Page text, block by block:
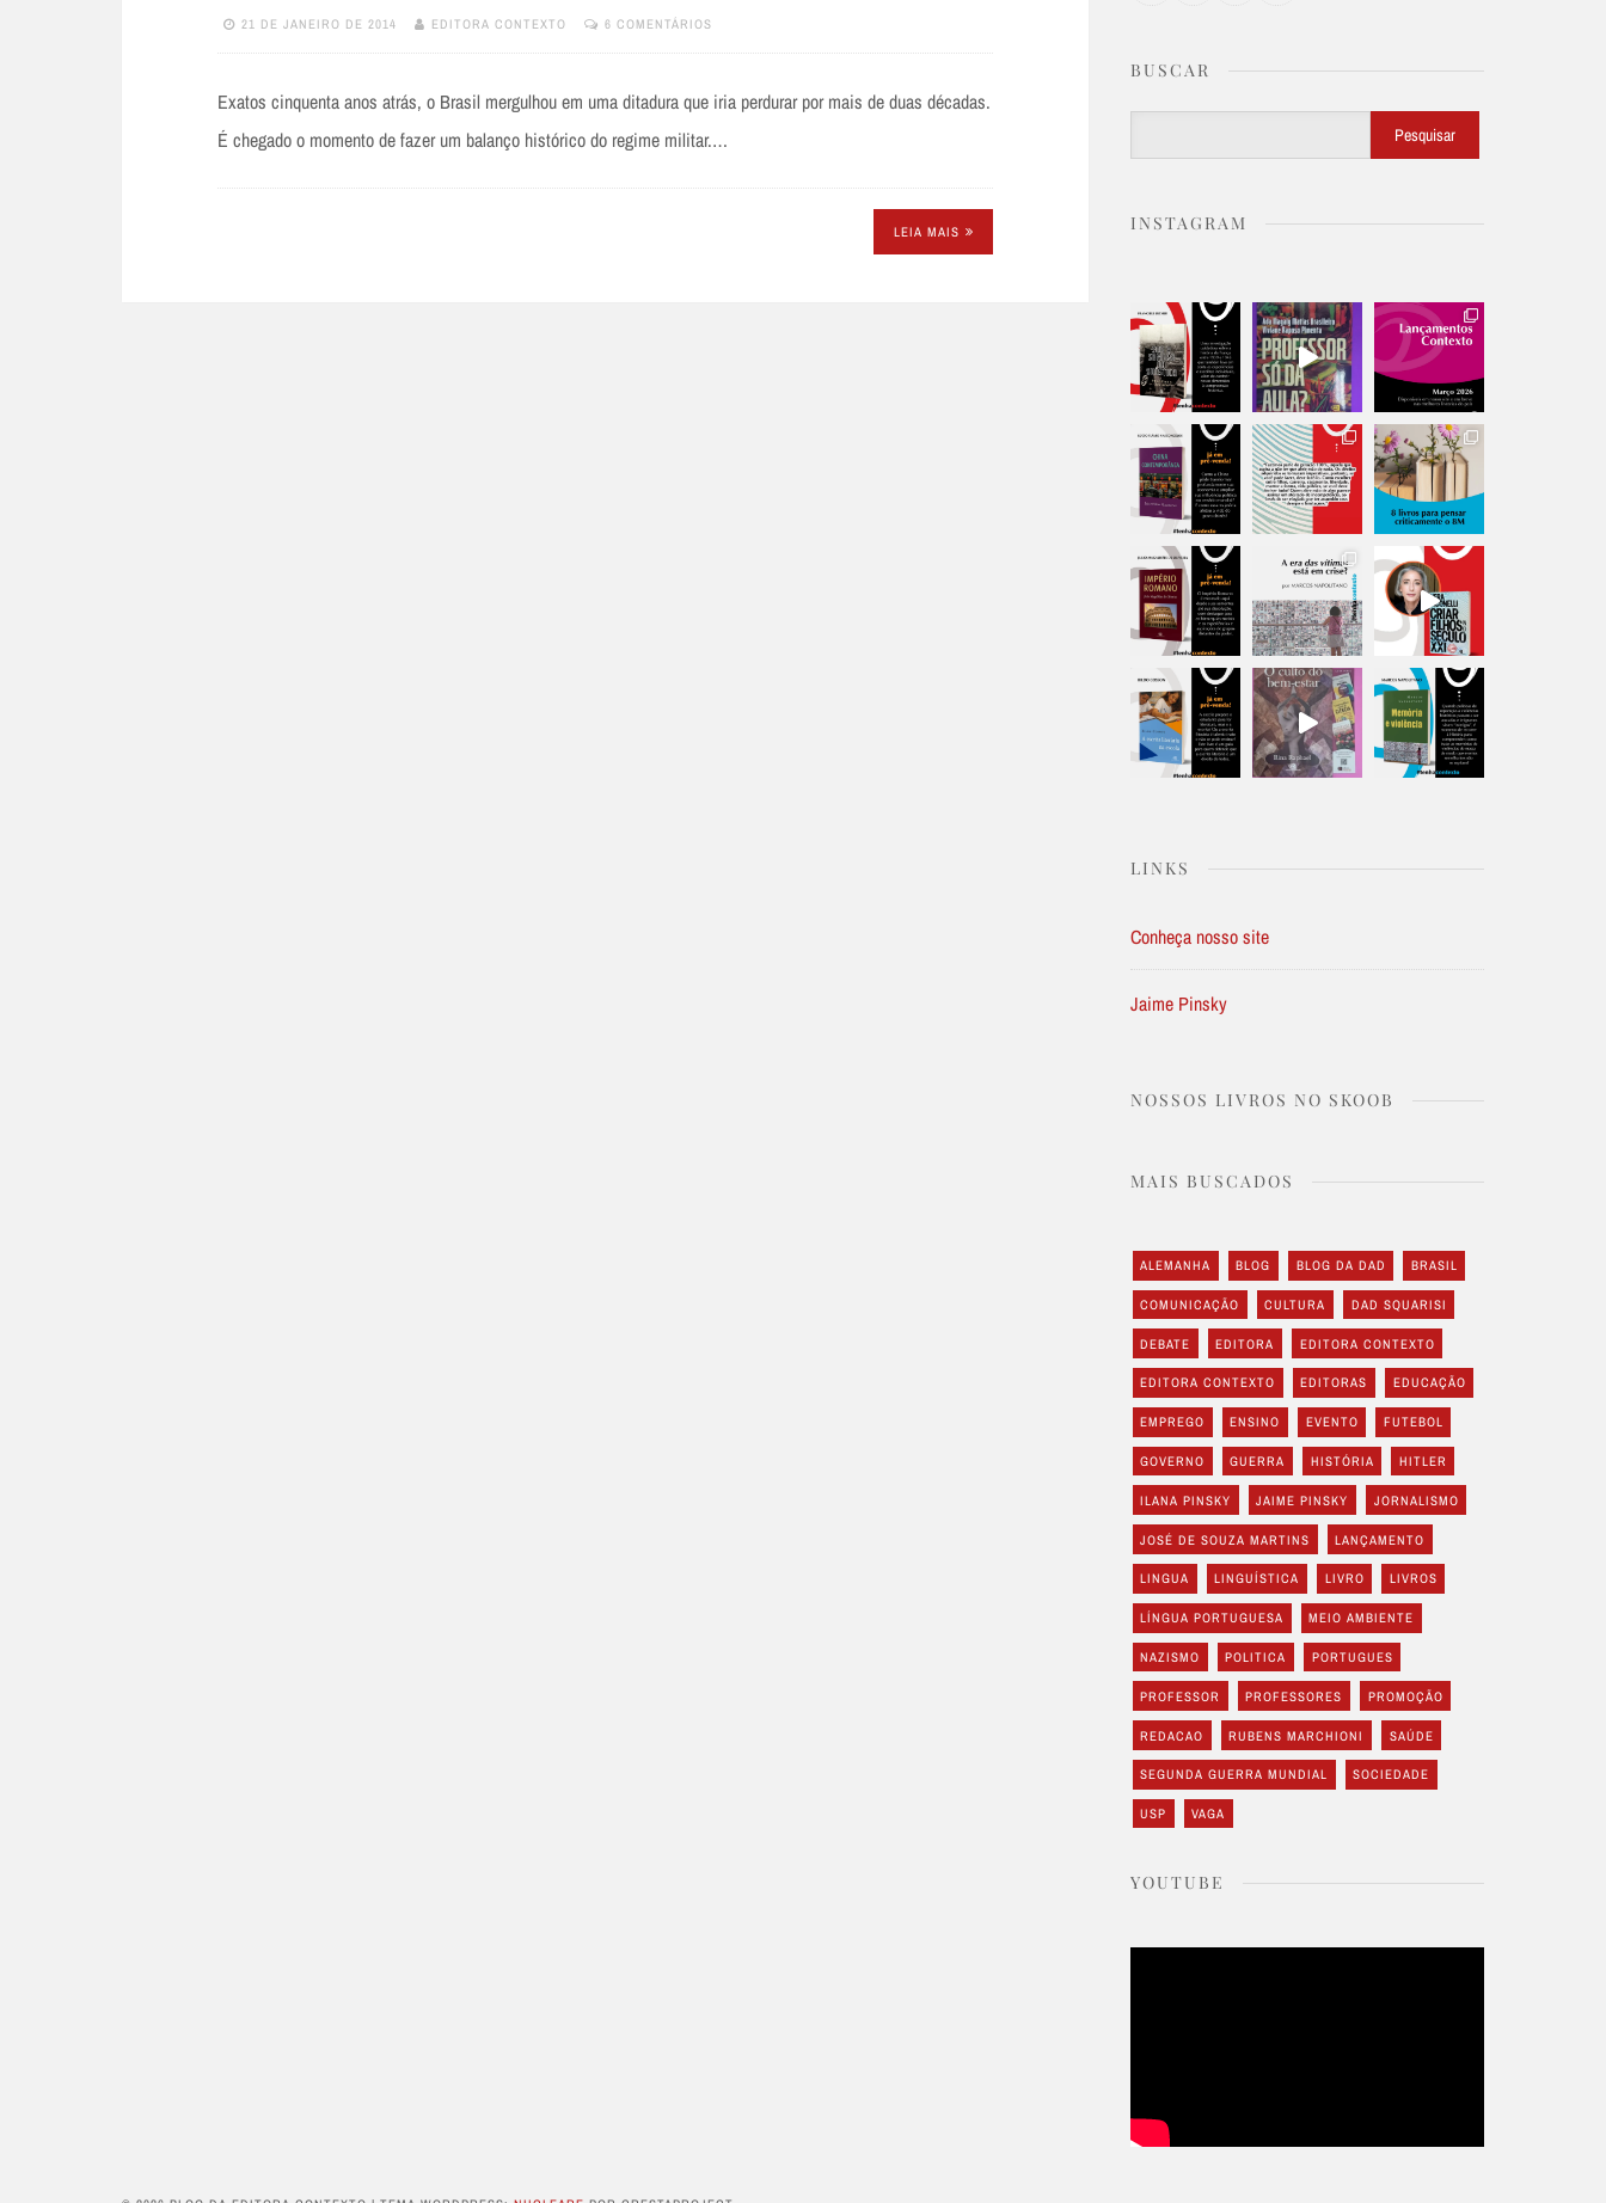
21 DE JANEIRO DE 2014 EDITORA CONTEXTO 6 COMENTÁRIOS
Exatos cinquenta anos atrás, o Brasil mergulhou em uma ditadura que iria perdurar por mais de duas décadas.
É chegado o momento de fazer um balanço histórico do regime militar.…
LEIA MAIS
BUSCAR
Pesquisar
INSTAGRAM
LINKS
Conheça nosso site
Jaime Pinsky
NOSSOS LIVROS NO SKOOB
MAIS BUSCADOS
ALEMANHA BLOG BLOG DA DAD BRASIL
COMUNICAÇÃO CULTURA DAD SQUARISI
DEBATE EDITORA EDITORA CONTEXTO
EDITORA CONTEXTO EDITORAS EDUCAÇÃO
EMPREGO ENSINO EVENTO FUTEBOL
GOVERNO GUERRA HISTÓRIA HITLER
ILANA PINSKY JAIME PINSKY JORNALISMO
JOSÉ DE SOUZA MARTINS LANÇAMENTO
LINGUA LINGUÍSTICA LIVRO LIVROS
LÍNGUA PORTUGUESA MEIO AMBIENTE
NAZISMO POLITICA PORTUGUES
PROFESSOR PROFESSORES PROMOÇÃO
REDACAO RUBENS MARCHIONI SAÚDE
SEGUNDA GUERRA MUNDIAL SOCIEDADE
USP VAGA
YOUTUBE